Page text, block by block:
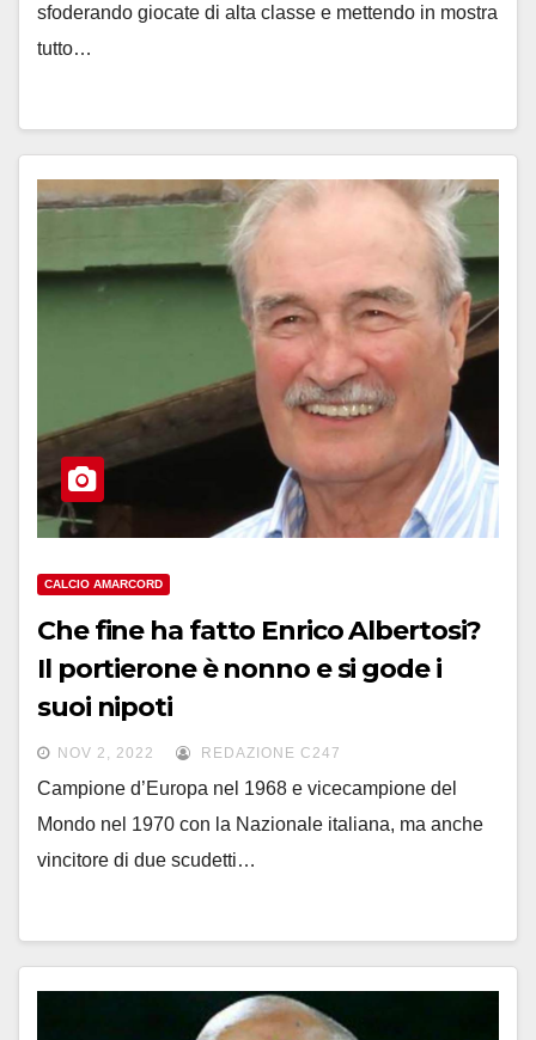
sfoderando giocate di alta classe e mettendo in mostra
tutto…
CALCIO AMARCORD
Che fine ha fatto Enrico Albertosi?
Il portierone è nonno e si gode i
suoi nipoti
NOV 2, 2022 REDAZIONE C247
Campione d’Europa nel 1968 e vicecampione del
Mondo nel 1970 con la Nazionale italiana, ma anche
vincitore di due scudetti…